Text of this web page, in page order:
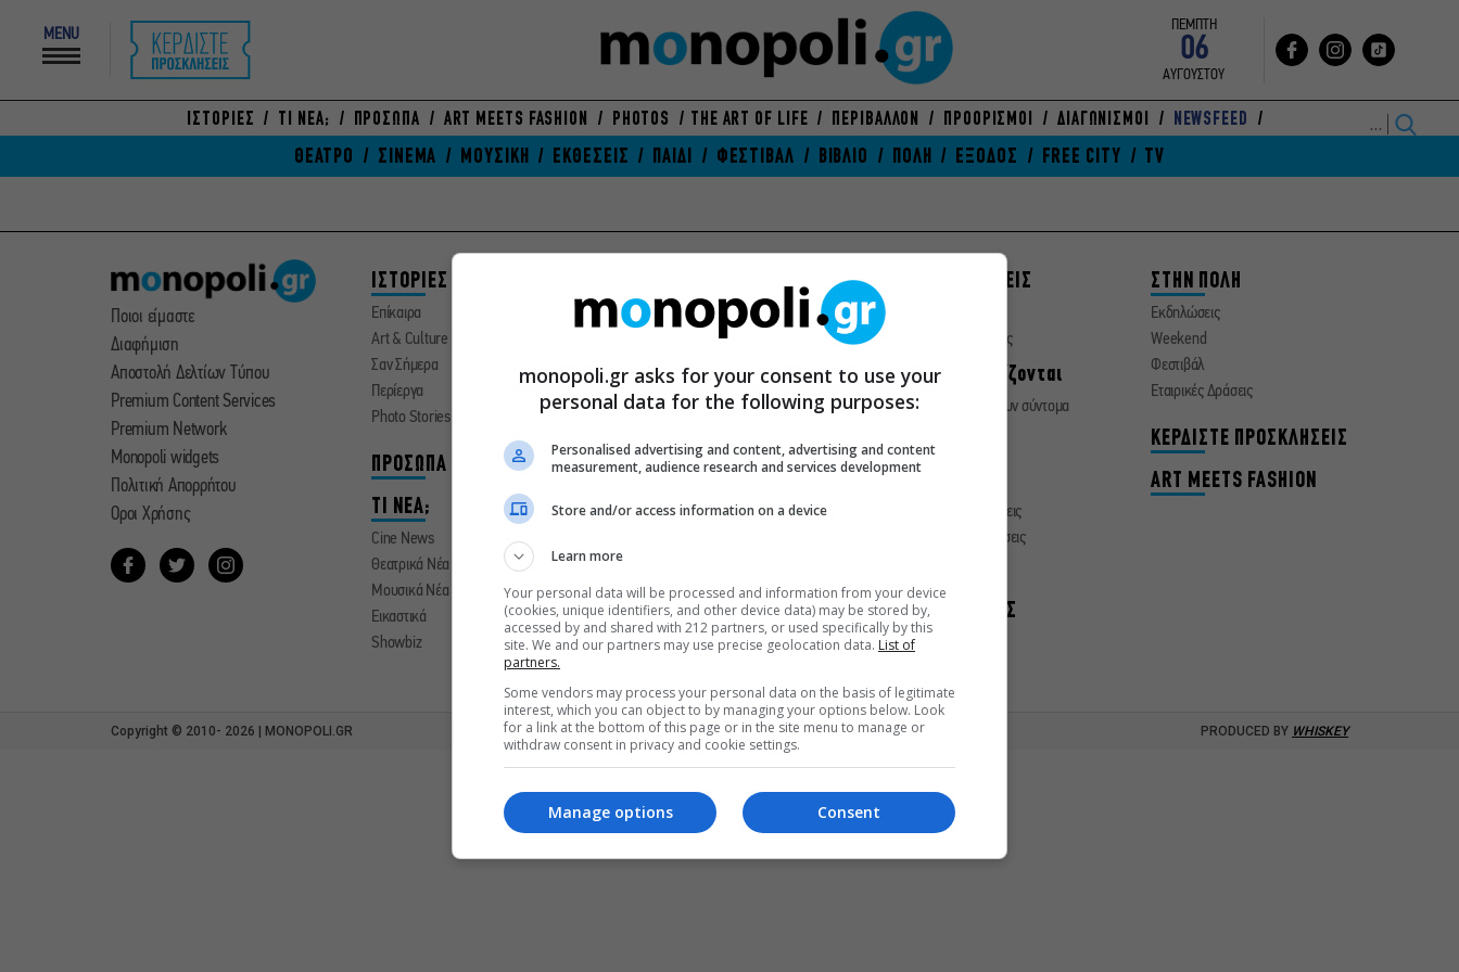
MENU
ΠΕΜΠΤΗ
06
ΑΥΓΟΥΣΤΟΥ
ΙΣΤΟΡΙΕΣ ΤΙ ΝΕΑ; ΠΡΟΣΩΠΑ ART MEETS FASHION PHOTOS THE ART OF LIFE ΠΕΡΙΒΑΛΛΟΝ ΠΡΟΟΡΙΣΜΟΙ ΔΙΑΓΩΝΙΣΜΟΙ NEWSFEED
ΘΕΑΤΡΟ ΣΙΝΕΜΑ ΜΟΥΣΙΚΗ ΕΚΘΕΣΕΙΣ ΠΑΙΔΙ ΦΕΣΤΙΒΑΛ ΒΙΒΛΙΟ ΠΟΛΗ ΕΞΟΔΟΣ FREE CITY TV
Ποιοι είμαστε
Διαφήμιση
Αποστολή Δελτίων Τύπου
Premium Content Services
Premium Network
Monopoli widgets
Πολιτική Απορρήτου
Οροι Χρήσης
ΙΣΤΟΡΙΕΣ
Επίκαιρα
Art & Culture
Σαν Σήμερα
Περίεργα
Photo Stories
ΠΡΟΣΩΠΑ
ΤΙ ΝΕΑ;
Cine News
Θεατρικά Νέα
Μουσικά Νέα
Εικαστικά
Showbiz
ΕΥ ΖΗΝ
Υγεία-Ομορφιά
Διατροφή
Οι πρεμιέρες με μια ματιά
Νέα
Keep Watching
ΘΕΑΤΡΟ
Θέματα
Κριτική Θεάτρου
Συνεχίζονται
Τελειώνουν σύντομα
Νέα
Τελειώνουν σύντομα
Νέα
ΕΚΘΕΣΕΙΣ
Προσεχώς
Συνεχίζονται
Τελειώνουν σύντομα
Εκδηλώσεις
Παραστάσεις
ΕΞΟΔΟΣ
ΣΤΗΝ ΠΟΛΗ
Εκδηλώσεις
Weekend
Φεστιβάλ
Εταιρικές Δράσεις
ΚΕΡΔΙΣΤΕ ΠΡΟΣΚΛΗΣΕΙΣ
ART MEETS FASHION
Copyright © 2010- 2026 | MONOPOLI.GR PRODUCED BY WHISKEY
monopoli.gr asks for your consent to use your
personal data for the following purposes:
Personalised advertising and content, advertising and content
measurement, audience research and services development
Store and/or access information on a device
Learn more
Your personal data will be processed and information from your device
(cookies, unique identifiers, and other device data) may be stored by,
accessed by and shared with 212 partners, or used specifically by this
site. We and our partners may use precise geolocation data. List of
partners.
Some vendors may process your personal data on the basis of legitimate
interest, which you can object to by managing your options below. Look
for a link at the bottom of this page or in the site menu to manage or
withdraw consent in privacy and cookie settings.
Consent
Manage options